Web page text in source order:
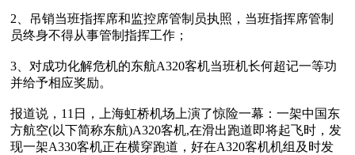
2、吊销当班指挥席和监控席管制员执照，当班指挥席管制
员终身不得从事管制指挥工作；
3、对成功化解危机的东航A320客机当班机长何超记一等功
并给予相应奖励。
报道说，11日，上海虹桥机场上演了惊险一幕：一架中国东
方航空(以下简称东航)A320客机,在滑出跑道即将起飞时，发
现一架A330客机正在横穿跑道，好在A320客机机组及时发